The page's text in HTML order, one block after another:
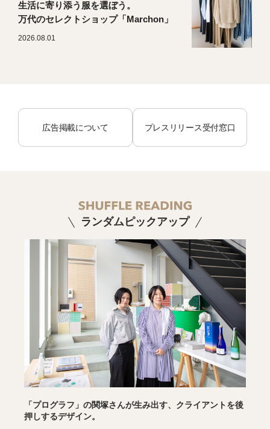
生活に寄り添う服を選ぼう。
万代のセレクトショップ「Marchon」
2026.08.01
広告掲載について プレスリリース受付窓口
ランダムピックアップ
「プログラフ」の関塚さんが生み出す、クライアントを後
押しするデザイン。